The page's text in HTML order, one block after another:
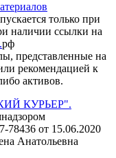
только при
наличии ссылки на
.рф
представленные на
рекомендацией к
активов.
КУРЬЕР".
от 15.06.2020
Анатольевна